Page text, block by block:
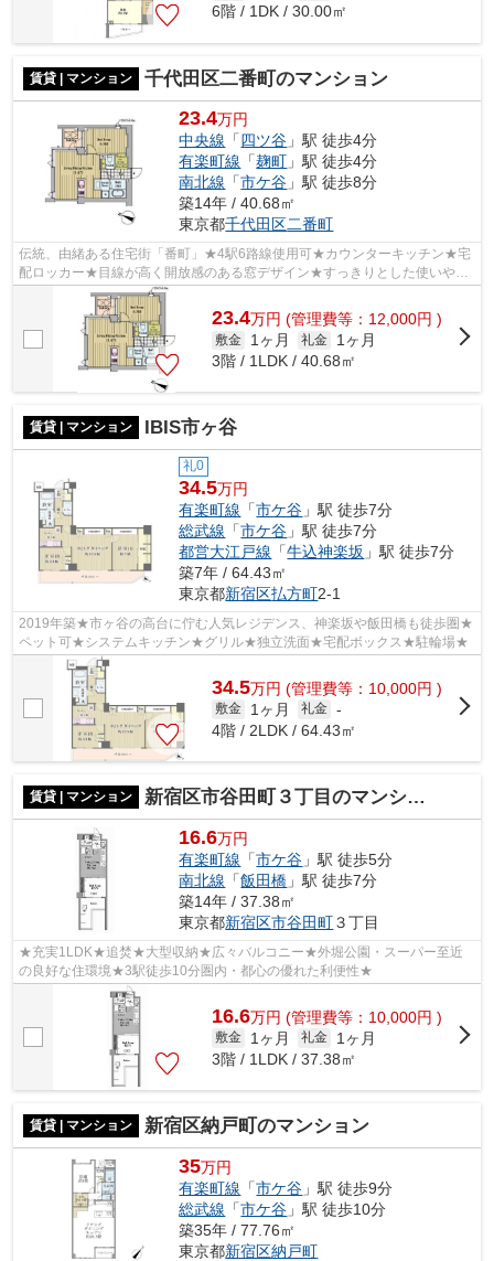
6階 / 1DK / 30.00㎡
賃貸 | マンション 千代田区二番町のマンション
23.4万円
中央線 「四ツ谷 」駅 徒歩4分
有楽町線 「麹町 」駅 徒歩4分
南北線 「市ケ谷 」駅 徒歩8分
築14年 / 40.68㎡
東京都千代田区二番町
伝統、由緒ある住宅街「番町」★4駅6路線使用可★カウンターキッチン★宅
配ロッカー★目線が高く開放感のある窓デザイン★すっきりとした使いやす
23.4万円 (管理費等：12,000円 )
敷金 1ヶ月 礼金
1ヶ月
3階 / 1LDK / 40.68㎡
賃貸 | マンション IBIS市ヶ谷
礼0
34.5万円
有楽町線 「市ケ谷 」駅 徒歩7分
総武線 「市ケ谷 」駅 徒歩7分
都営大江戸線 「牛込神楽坂 」駅 徒歩7分
築7年 / 64.43㎡
東京都新宿区払方町2-1
2019年築★市ヶ谷の高台に佇む人気レジデンス、神楽坂や飯田橋も徒歩圏★
ペット可★システムキッチン★グリル★独立洗面★宅配ボックス★駐輪場★
34.5万円 (管理費等：10,000円 )
敷金 1ヶ月 礼金 -
4階 / 2LDK / 64.43㎡
賃貸 | マンション 新宿区市谷田町３丁目のマンション
16.6万円
有楽町線 「市ケ谷 」駅 徒歩5分
南北線 「飯田橋 」駅 徒歩7分
築14年 / 37.38㎡
東京都新宿区市谷田町３丁目
★充実1LDK★追焚★大型収納★広々バルコニー★外堀公園・スーパー至近
の良好な住環境★3駅徒歩10分圏内・都心の優れた利便性★
16.6万円 (管理費等：10,000円 )
敷金 1ヶ月 礼金
1ヶ月
3階 / 1LDK / 37.38㎡
賃貸 | マンション 新宿区納戸町のマンション
35万円
有楽町線 「市ケ谷 」駅 徒歩9分
総武線 「市ケ谷 」駅 徒歩10分
築35年 / 77.76㎡
東京都新宿区納戸町